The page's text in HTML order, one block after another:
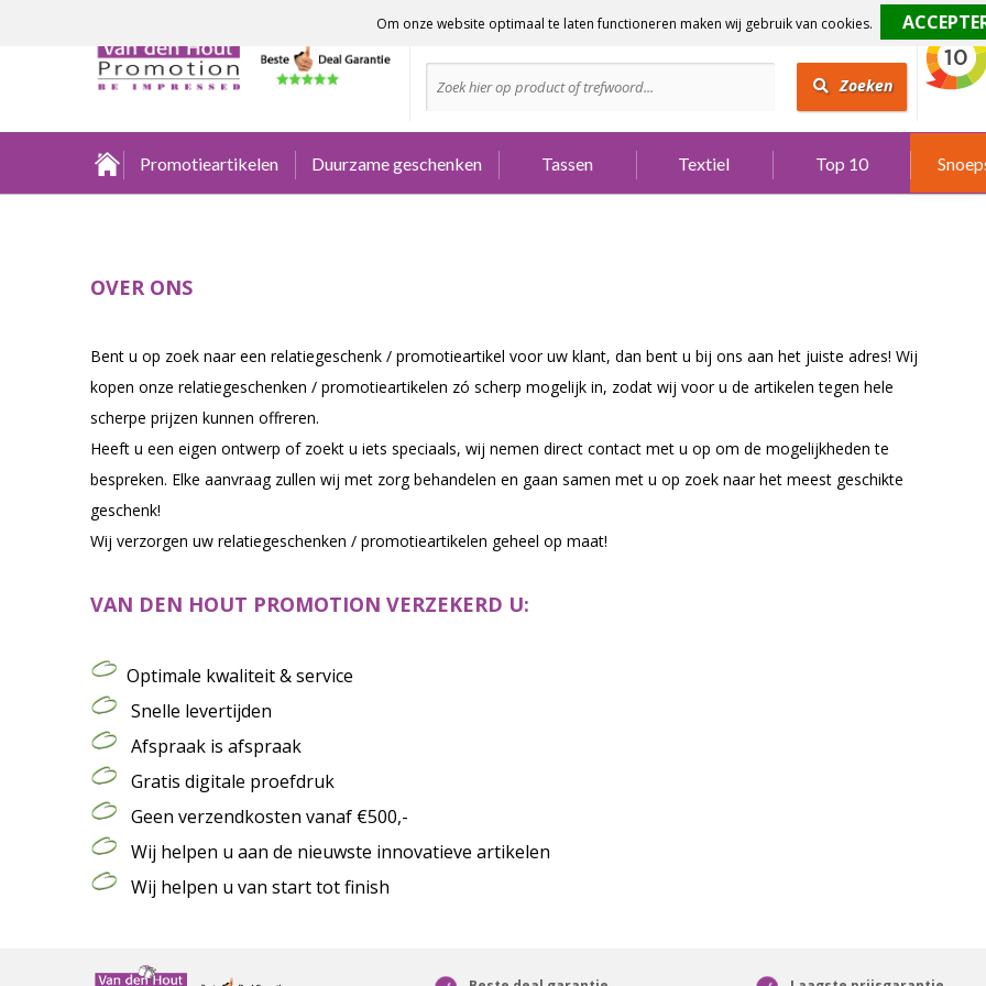
Advies nodig?
Zoeken
Promotieartikelen Duurzame geschenken Tassen Textiel Top 10
OVER ONS
Bent u op zoek naar een relatiegeschenk / promotieartikel voor uw klant, dan bent u bij ons aan het juiste adres! Wij
kopen onze relatiegeschenken / promotieartikelen zó scherp mogelijk in, zodat wij voor u de artikelen tegen hele
scherpe prijzen kunnen offreren.
Heeft u een eigen ontwerp of zoekt u iets speciaals, wij nemen direct contact met u op om de mogelijkheden te
bespreken. Elke aanvraag zullen wij met zorg behandelen en gaan samen met u op zoek naar het meest geschikte
geschenk!
Wij verzorgen uw relatiegeschenken / promotieartikelen geheel op maat!
VAN DEN HOUT PROMOTION VERZEKERD U:
Optimale kwaliteit & service
Snelle levertijden
Afspraak is afspraak
Gratis digitale proefdruk
Geen verzendkosten vanaf €500,-
Wij helpen u aan de nieuwste innovatieve artikelen
Wij helpen u van start tot finish
Om onze website optimaal te laten functioneren maken wij gebruik van cookies.